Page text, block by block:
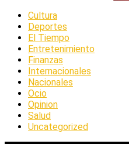
Cultura
Deportes
El Tiempo
Entretenimiento
Finanzas
Internacionales
Nacionales
Ocio
Opinion
Salud
Uncategorized